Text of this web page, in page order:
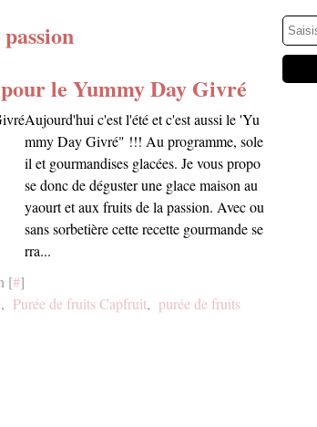
le Yummy Day Givré
Aujourd'hui c'est l'été et c'est aussi le 'Yu
mmy Day Givré" !!! Au programme, sole
il et gourmandises glacées. Je vous propo
se donc de déguster une glace maison au
yaourt et aux fruits de la passion. Avec ou
sans sorbetière cette recette gourmande se
rra...
[#]
, Purée de fruits Capfruit, purée de fruits